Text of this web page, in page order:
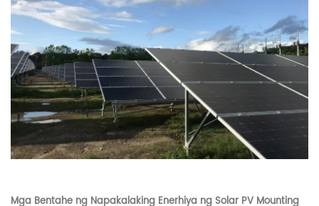
Mga Bentahe ng Napakalaking Enerhiya ng Solar PV Mounting